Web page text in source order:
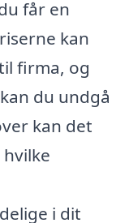
får en
kan
firma, og
du undgå
kan det
i dit